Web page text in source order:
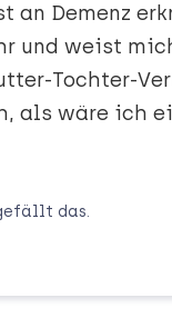
an Demenz
und weist
Tochter-
als wäre ich
das.